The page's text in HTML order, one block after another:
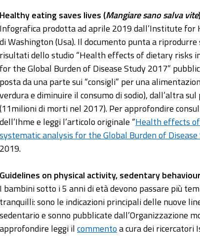
Healthy eating saves lives (Mangiare sano salva vite)
Infografica prodotta ad aprile 2019 dall’Institute
di Washington (Usa). Il documento punta a
risultati dello studio “Health effects of dietary risks
for the Global Burden of Disease Study 2017”
posta da una parte sui “consigli” per una
verdura e diminuire il consumo di sodio), dall’altra
(11milioni di morti nel 2017). Per approfondire
dell’Ihme e leggi l’articolo originale “Health effects
systematic analysis for the Global Burden of
2019.
Guidelines on physical activity, sedentary
I bambini sotto i 5 anni di età devono passare più
tranquilli: sono le indicazioni principali delle nuove
sedentario e sonno pubblicate dall’Organizzazione
approfondire leggi ilcommentoa cura dei ricercatori